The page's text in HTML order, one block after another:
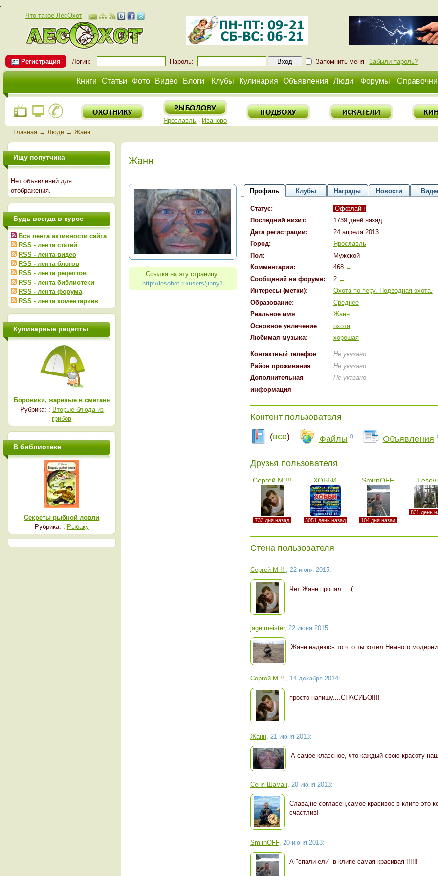
.
Что такое ЛесОхот-
Регистрация Логин: Пароль: Запомнить меня Забыли пароль?
Книги Статьи Фото Видео Блоги Клубы Кулинария Объявления Люди Форумы
Ярославль - Иваново
Главная→ Люди→ Жанн
Жанн
Ссылка на эту страницу:
http://lesohot.ru/users/jinny1
Профиль Клубы Награды Новости
Статус:
Оффлайн
Последний визит:
1739 дней назад
Дата регистрации:
24 апреля 2013
Город:
Ярославль
Пол:
Мужской
Комментарии:
468 →
Cообщений на форуме:
2 →
Интересы (метки):
Охота по перу. Подводная охота.
Образование:
Среднее
Реальное имя
Жанн
Основное увлечение
охота
Любимая музыка:
хорошая
Контактный телефон
Не указано
Район проживания
Не указано
Дополнительная
информация
Не указано
Контент пользователя
(все) Файлы 0 Объявления
Друзья пользователя
Сергей М !!!
733 дня назад
ХОББИ
3051 день назад
SmirnOFF
104 дня назад
831 день
Стена пользователя
Сергей М !!!, 22 июня 2015:
Чёт Жанн пропал....:(
jagermeister, 22 июня 2015:
Жанн надеюсь то что ты хотел.Немного
Сергей М !!!, 14 декабря 2014:
просто напишу....СПАСИБО!!!!
Жанн, 21 июня 2013:
А самое классное, что каждый свою красоту
Сеня Шаман, 20 июня 2013:
Слава,не согласен,самое красивое в клипе это
счастлив!
SmirnOFF, 20 июня 2013:
А "спали-ели" в клипе самая красивая !!!!!!
Ищу попутчика
Нет объявлений для
отображения.
Будь всегда в курсе
Вся лента активности сайта
RSS - лента статей
RSS - лента видео
RSS - лента блогов
RSS - лента рецептов
RSS - лента библиотеки
RSS - лента форума
RSS - лента коментариев
Кулинарные рецепты
Боровики, жареные в сметане
Рубрика: : Вторые блюда из
грибов
В библиотеке
Секреты рыбной ловли
Рубрика: : Рыбаку